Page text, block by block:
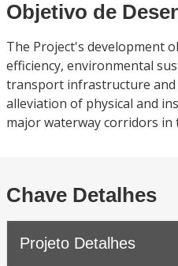
Objetivo de
The Project's development
efficiency, environmental
transport infrastructure
alleviation of physical and
major waterway corridors
Chave Detalhes
Projeto Detalhes